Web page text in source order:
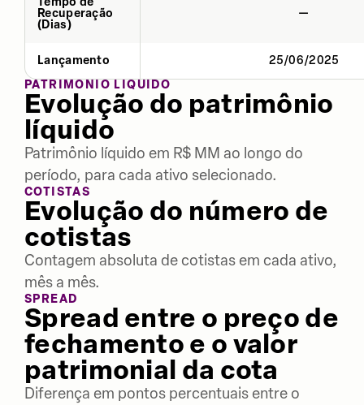
Recuperação
(Dias)
—
Lançamento
25/06/2025
PATRIMÔNIO LÍQUIDO
Evolução do patrimônio
líquido
Patrimônio líquido em R$ MM ao longo do
período, para cada ativo selecionado.
COTISTAS
Evolução do número de
cotistas
Contagem absoluta de cotistas em cada ativo,
mês a mês.
SPREAD
Spread entre o preço de
fechamento e o valor
patrimonial da cota
Diferença em pontos percentuais entre o